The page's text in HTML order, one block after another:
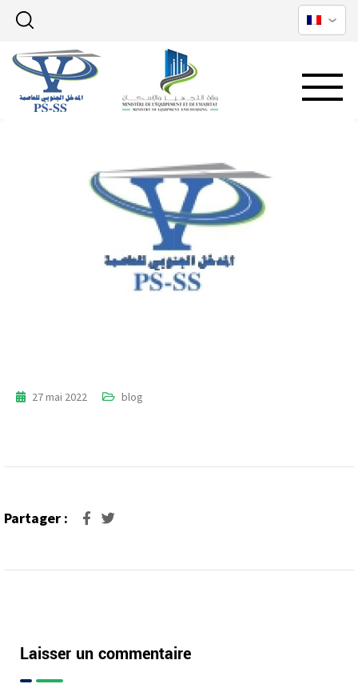
27 mai 2022 blog
Partager :
Laisser un commentaire